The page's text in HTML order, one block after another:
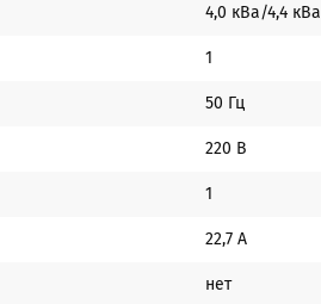
4,0 кВа/4,4 кВа
1
50 Гц
220 В
1
22,7 А
нет